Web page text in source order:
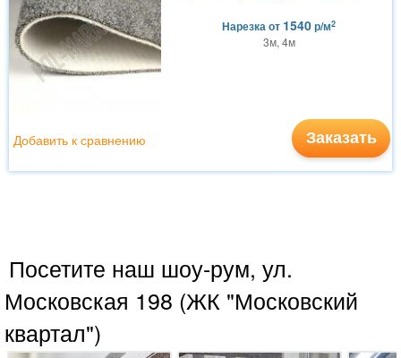
Нарезкаот 1540р/м2
3м, 4м
Заказать
Добавить к сравнению
Посетите наш шоу-рум, ул.
Московская 198 (ЖК "Московский
квартал")